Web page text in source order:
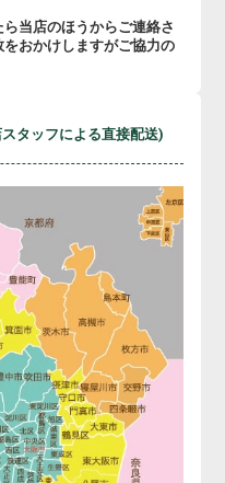
当店のほうからご連絡さ
おかけしますがご協力の
タッフによる直接配送)